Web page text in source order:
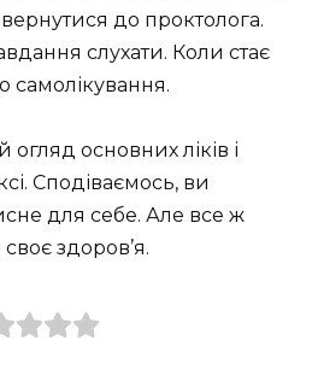
до проктолога.
слухати. Коли стає
самолікування.
основних ліків і
Сподіваємось, ви
для себе. Але все ж
здоров’я.